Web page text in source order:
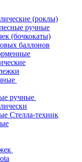
(роклы)
ручные
(бочкокаты)
баллонов
ручные
Стелла-техник